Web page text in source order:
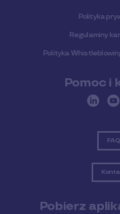
Polityka
Regulaminy
Polityka
Pomoc i
FAQ
Pobierz